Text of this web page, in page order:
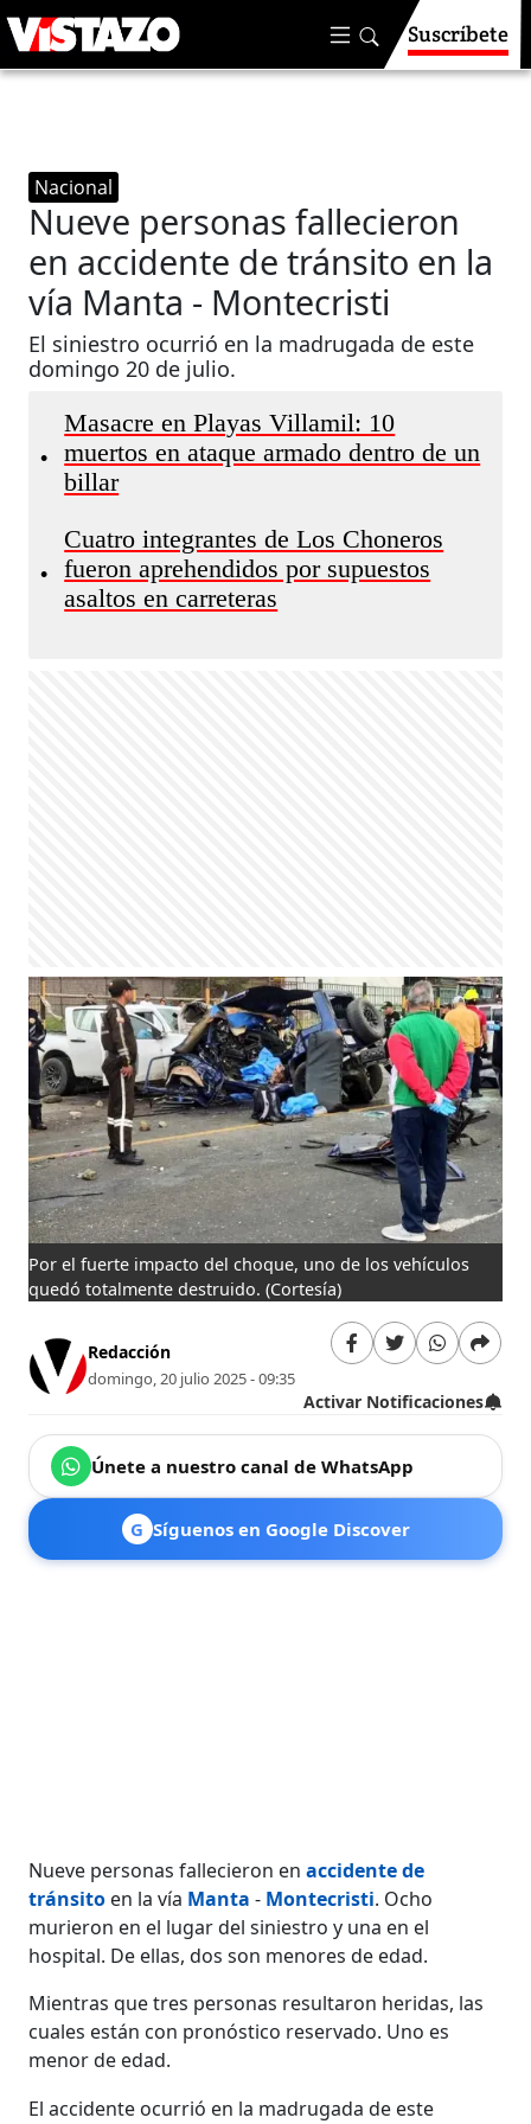
Suscríbete
Nacional
Nueve personas fallecieron
en accidente de tránsito en la
vía Manta - Montecristi
El siniestro ocurrió en la madrugada de este
domingo 20 de julio.
•
Masacre en Playas Villamil: 10
muertos en ataque armado dentro de un
billar
•
Cuatro integrantes de Los Choneros
fueron aprehendidos por supuestos
asaltos en carreteras
Por el fuerte impacto del choque, uno de los vehículos
quedó totalmente destruido. (Cortesía)
Redacción
domingo, 20 julio 2025 - 09:35
Activar Notificaciones
Únete a nuestro canal de WhatsApp
G Síguenos en Google Discover
Nueve personas fallecieron en accidente de
tránsito en la vía Manta- Montecristi. Ocho
murieron en el lugar del siniestro y una en el
hospital. De ellas, dos son menores de edad.
Mientras que tres personas resultaron heridas, las
cuales están con pronóstico reservado. Uno es
menor de edad.
El accidente ocurrió en la madrugada de este